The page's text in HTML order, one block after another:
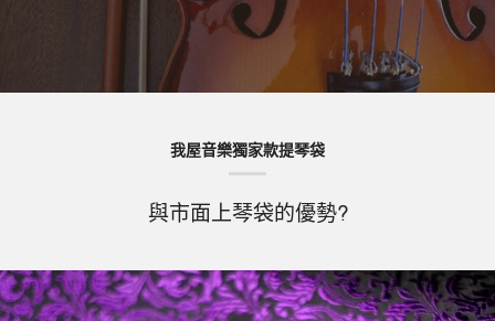
我屋音樂獨家款提琴袋
與市面上琴袋的優勢?